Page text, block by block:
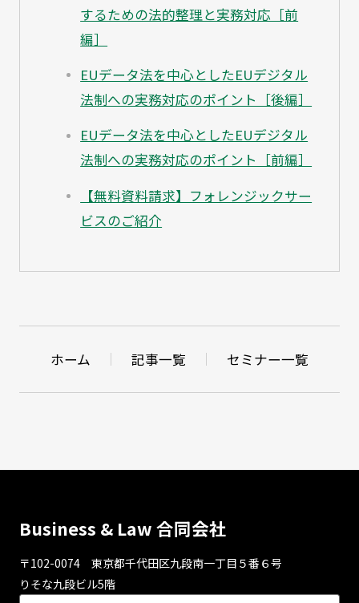
するための法的整理と実務対応［前
編］
EUデータ法を中心としたEUデジタル
法制への実務対応のポイント［後編］
EUデータ法を中心としたEUデジタル
法制への実務対応のポイント［前編］
【無料資料請求】フォレンジックサー
ビスのご紹介
ホーム 記事一覧 セミナー一覧
Business & Law 合同会社
〒102-0074 東京都千代⽥区九段南⼀丁⽬５番６号
りそな九段ビル5階